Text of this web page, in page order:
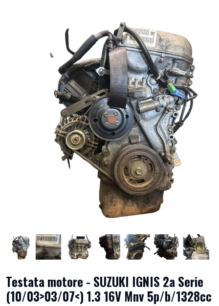
Testata motore - SUZUKI IGNIS 2a Serie
(10/03>03/07<) 1.3 16V Mnv 5p/b/1328cc